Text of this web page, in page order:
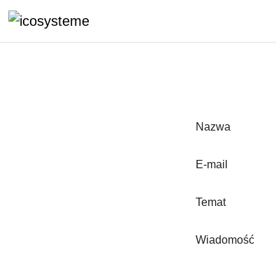
Nazwa
E-mail
Temat
Wiadomość